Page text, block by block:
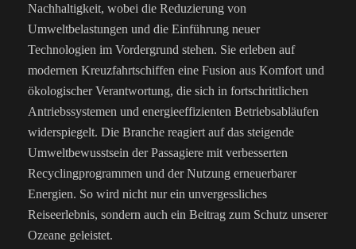
Nachhaltigkeit, wobei die Reduzierung von
Umweltbelastungen und die Einführung neuer
Technologien im Vordergrund stehen. Sie erleben auf
modernen Kreuzfahrtschiffen eine Fusion aus Komfort und
ökologischer Verantwortung, die sich in fortschrittlichen
Antriebssystemen und energieeffizienten Betriebsabläufen
widerspiegelt. Die Branche reagiert auf das steigende
Umweltbewusstsein der Passagiere mit verbesserten
Recyclingprogrammen und der Nutzung erneuerbarer
Energien. So wird nicht nur ein unvergessliches
Reiseerlebnis, sondern auch ein Beitrag zum Schutz unserer
Ozeane geleistet.